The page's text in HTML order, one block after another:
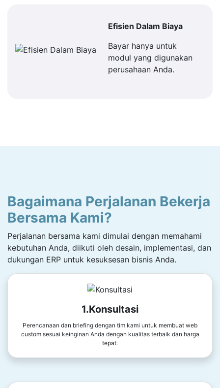
Efisien Dalam Biaya
Bayar hanya untuk
modul yang digunakan
perusahaan Anda.
Bagaimana Perjalanan Bekerja
Bersama Kami?
Perjalanan bersama kami dimulai dengan memahami
kebutuhan Anda, diikuti oleh desain, implementasi, dan
dukungan ERP untuk kesuksesan bisnis Anda.
1.Konsultasi
Perencanaan dan briefing dengan tim kami untuk membuat web
custom sesuai keinginan Anda dengan kualitas terbaik dan harga
tepat.